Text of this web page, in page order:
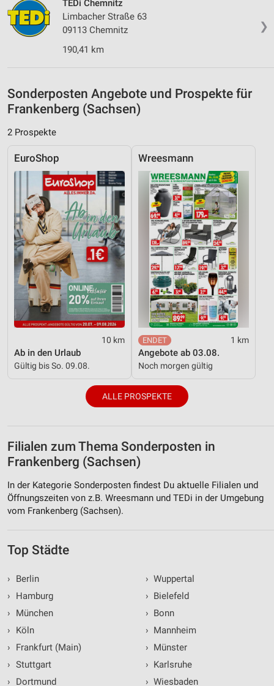
❯
TEDi Chemnitz
Limbacher Straße 63
09113 Chemnitz
190,41 km
Sonderposten Angebote und Prospekte für
Frankenberg (Sachsen)
2 Prospekte
EuroShop
10 km
Ab in den Urlaub
Gültig bis So. 09.08.
Wreesmann
1 km
Angebote ab 03.08.
Noch morgen gültig
ALLE PROSPEKTE
Filialen zum Thema Sonderposten in
Frankenberg (Sachsen)
In der Kategorie Sonderposten findest Du aktuelle Filialen und
Öffnungszeiten von z.B. Wreesmann und TEDi in der Umgebung
vom Frankenberg (Sachsen).
Top Städte
›
Berlin
›
Hamburg
›
München
›
Köln
›
Frankfurt (Main)
› Stuttgart
›
Dortmund
› Wuppertal
› Bielefeld
› Bonn
› Mannheim
› Münster
› Karlsruhe
› Wiesbaden
IAB-Besonderheiten:
Verwendung genauer Standortdaten
Nicht-IAB-Verarbeitungszwecke:
Notwendig
Performance
Funktional
Werbung